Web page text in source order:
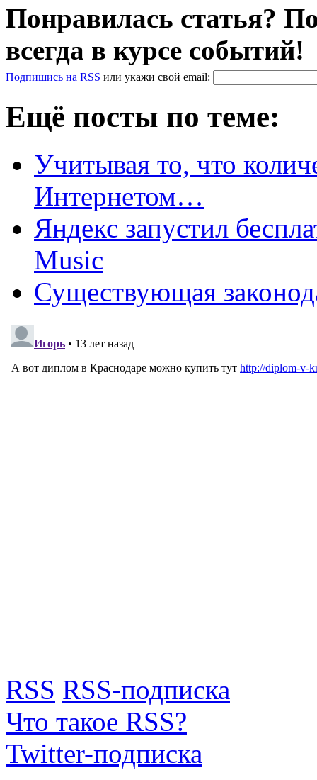
Понравилась статья?
всегда в курсе событий!
Подпишись на RSS или укажи свой email:
Ещё посты по теме:
Учитывая то, что
Интернетом…
Яндекс запустил
Music
Существующая
RSS RSS-подписка
Что такое RSS?
Twitter-подписка